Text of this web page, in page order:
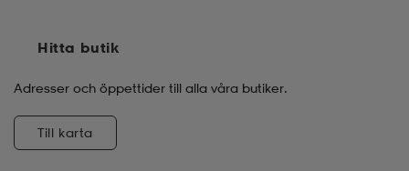
Hitta butik
Adresser och öppettider till alla våra butiker.
Till karta